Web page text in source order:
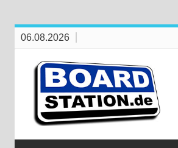
06.08.2026